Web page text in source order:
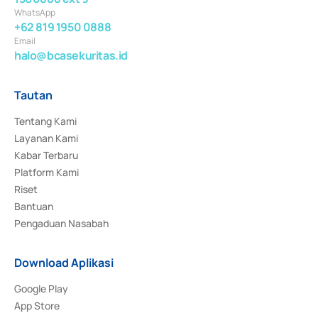
WhatsApp
+62 819 1950 0888
Email
halo@bcasekuritas.id
Tautan
Tentang Kami
Layanan Kami
Kabar Terbaru
Platform Kami
Riset
Bantuan
Pengaduan Nasabah
Download Aplikasi
Google Play
App Store